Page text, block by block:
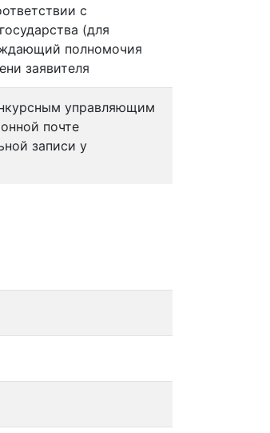
с
(для
полномочия
заявителя
управляющим
почте
записи у